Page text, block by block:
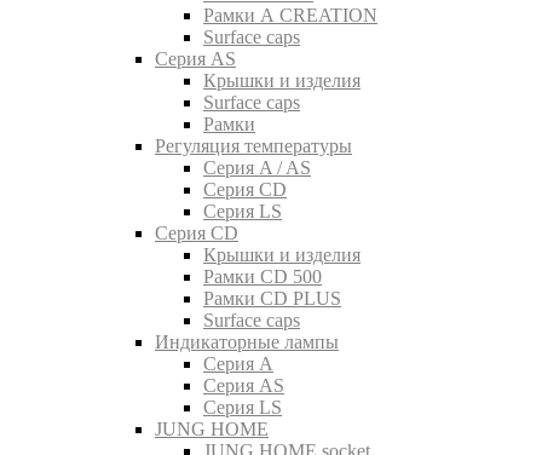
Рамки A CREATION
Surface caps
Серия AS
Крышки и изделия
Surface caps
Рамки
Регуляция температуры
Серия A / AS
Серия CD
Серия LS
Серия CD
Крышки и изделия
Рамки CD 500
Рамки CD PLUS
Surface caps
Индикаторные лампы
Серия A
Серия AS
Серия LS
JUNG HOME
JUNG HOME socket